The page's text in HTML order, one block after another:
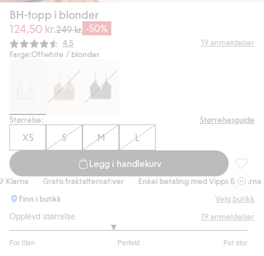
BH-topp i blonder
124,50 kr.249 kr. -50%
Gjennomsnittskarakter:
4.5 19 anmeldelser
Farge:Offwhite / blonder
Størrelse: Størrelsesguide
XS S M L
Legg i handlekurv
BH-
Gratis fraktalternativer Enkel betaling med Vipps & Klarna
Finn i butikk
Velg butikk
Opplevd størrelse
For liten Perfekt For stor
av
19 anmeldelser